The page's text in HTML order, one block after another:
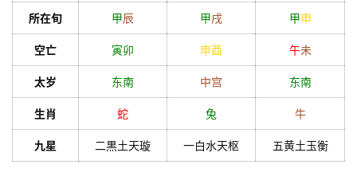
所在旬 甲辰 甲戌 甲申
空亡 寅卯 申酉 午未
太岁 东南 中宫 东南
生肖 蛇 兔 牛
九星 二黒土天璇 一白水天枢 五黄土玉衡